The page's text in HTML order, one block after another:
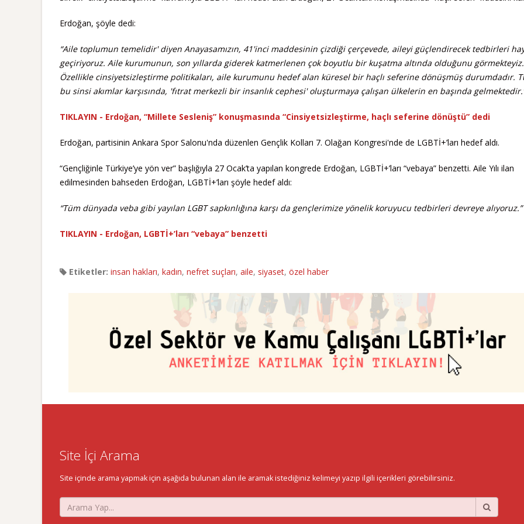
Erdoğan, şöyle dedi:
“Aile toplumun temelidir' diyen Anayasamızın, 41'inci maddesinin çizdiği çerçevede, aileyi güçlendirecek tedbirleri
geçiriyoruz. Aile kurumunun, son yıllarda giderek katmerlenen çok boyutlu bir kuşatma altında olduğunu görmekteyiz.
Özellikle cinsiyetsizleştirme politikaları, aile kurumunu hedef alan küresel bir haçlı seferine dönüşmüş durumdadır.
bu sinsi akımlar karşısında, 'fıtrat merkezli bir insanlık cephesi' oluşturmaya çalışan ülkelerin en başında
TIKLAYIN - Erdoğan, “Millete Sesleniş” konuşmasında “Cinsiyetsizleştirme, haçlı seferine dönüştü” dedi
Erdoğan, partisinin Ankara Spor Salonu'nda düzenlen Gençlik Kolları 7. Olağan Kongresi'nde de LGBTİ+’ları hedef aldı.
“Gençliğinle Türkiye’ye yön ver” başlığıyla 27 Ocak’ta yapılan kongrede Erdoğan, LGBTİ+’ları “vebaya” benzetti. Aile Yılı ilan
edilmesinden bahseden Erdoğan, LGBTİ+’ları şöyle hedef aldı:
“Tüm dünyada veba gibi yayılan LGBT sapkınlığına karşı da gençlerimize yönelik koruyucu tedbirleri devreye alıyoruz.”
TIKLAYIN - Erdoğan, LGBTİ+’ları “vebaya” benzetti
Etiketler: insan hakları, kadın, nefret suçları, aile, siyaset, özel haber
Site İçi Arama
Site içinde arama yapmak için aşağıda bulunan alan ile aramak istediğiniz kelimeyi yazıp ilgili içerikleri görebilirsiniz.